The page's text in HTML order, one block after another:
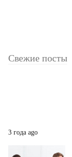
Свежие посты
3 года ago